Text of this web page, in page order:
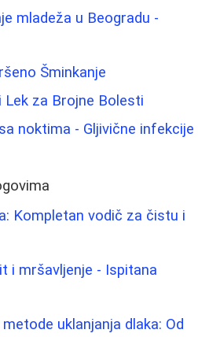
mladeža u Beogradu -
Šminkanje
za Brojne Bolesti
noktima - Gljivične infekcije
Kompletan vodič za čistu i
i mršavljenje - Ispitana
uklanjanja dlaka: Od